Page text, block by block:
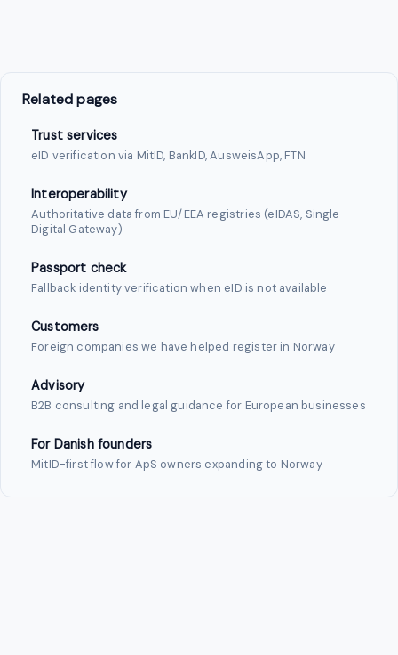
Related pages
Trust services
eID verification via MitID, BankID, AusweisApp, FTN
Interoperability
Authoritative data from EU/EEA registries (eIDAS, Single
Digital Gateway)
Passport check
Fallback identity verification when eID is not available
Customers
Foreign companies we have helped register in Norway
Advisory
B2B consulting and legal guidance for European businesses
For Danish founders
MitID-first flow for ApS owners expanding to Norway